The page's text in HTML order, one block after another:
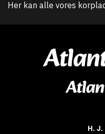
Her kan alle vores
H.